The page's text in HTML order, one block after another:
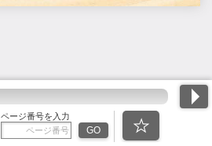
ページ番号を入力
GO